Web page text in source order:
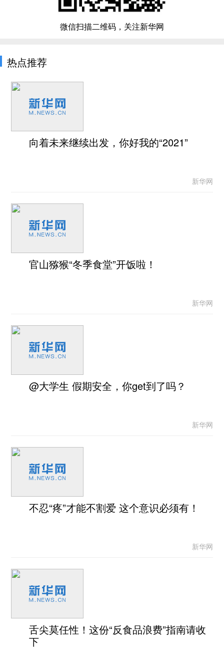
微信扫描二维码，关注新华网
热点推荐
向着未来继续出发，你好我的“2021”
新华网
官山猕猴“冬季食堂”开饭啦！
新华网
@大学生 假期安全，你get到了吗？
新华网
不忍“疼”才能不割爱 这个意识必须有！
新华网
舌尖莫任性！这份“反食品浪费”指南请收
下